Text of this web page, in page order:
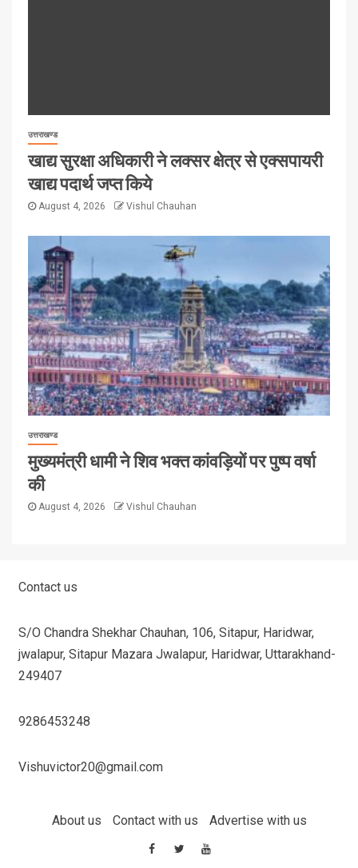
उत्तराखण्ड
खाद्य सुरक्षा अधिकारी ने लक्सर क्षेत्र से एक्सपायरी
खाद्य पदार्थ जप्त किये
August 4, 2026 Vishul Chauhan
उत्तराखण्ड
मुख्यमंत्री धामी ने शिव भक्त कांवड़ियों पर पुष्प वर्षा
की
August 4, 2026 Vishul Chauhan
Contact us
S/O Chandra Shekhar Chauhan, 106, Sitapur, Haridwar,
jwalapur, Sitapur Mazara Jwalapur, Haridwar, Uttarakhand-
249407
9286453248
Vishuvictor20@gmail.com
About us Contact with us Advertise with us